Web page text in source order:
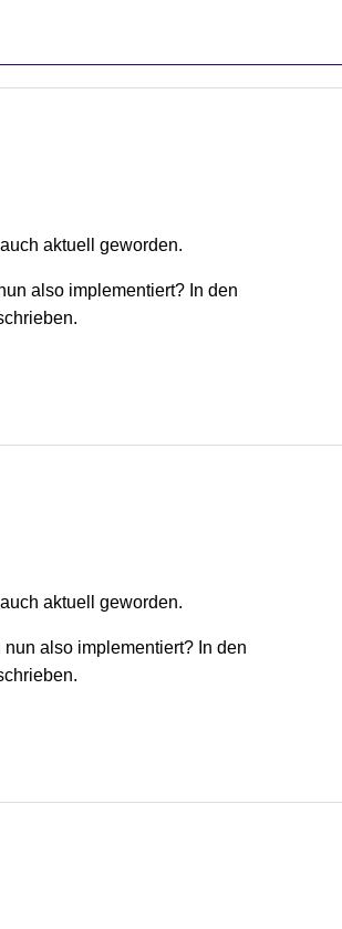
aktuell geworden.
also implementiert? In den
aktuell geworden.
also implementiert? In den